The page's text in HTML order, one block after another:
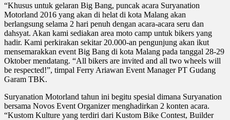
“Khusus untuk gelaran Big Bang, puncak acara Suryanation
Motorland 2016 yang akan di helat di kota Malang akan
berlangsung selama 2 hari penuh dengan acara-acara seru dan
dahsyat. Akan kami sediakan area moto camp untuk bikers yang
hadir. Kami perkirakan sekitar 20.000-an pengunjung akan ikut
mensemarakkan event Big Bang di kota Malang pada tanggal 28-29
Oktober mendatang. “All bikers are invited and all two wheels will
be respected!”, timpal Ferry Ariawan Event Manager PT Gudang
Garam TBK.
Suryanation Motorland tahun ini begitu spesial dimana Suryanation
bersama Novos Event Organizer menghadirkan 2 konten acara.
“Kustom Kulture yang terdiri dari Kustom Bike Contest, Builder